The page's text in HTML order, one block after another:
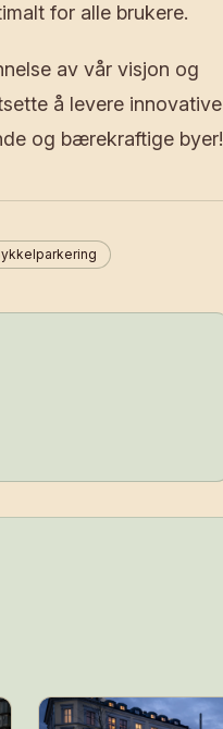
for alle brukere.
av vår visjon og
å levere innovative
og bærekraftige byer!